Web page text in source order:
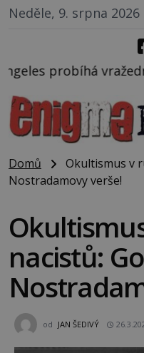
Neděle, 9. srpna 2026
běsnění
Domů
Okultismus v
Nostradamovy verše!
nacistů:
od JAN ŠEDIVÝ